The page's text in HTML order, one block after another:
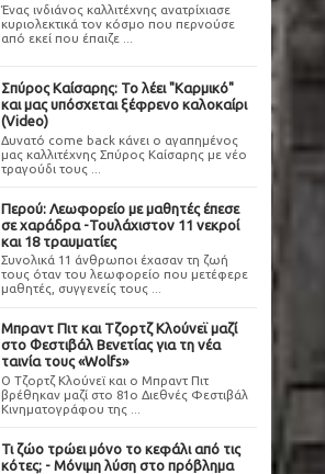
Ένας ινδιάνος καλλιτέχνης ανατρίχιασε
κυριολεκτικά τον κόσμο που περνούσε
από εκεί που έπαιζε ...
Σπύρος Καίσαρης: Το λέει "Καρμικό"
και μας υπόσχεται ξέφρενο καλοκαίρι
(Video)
Δυνατό come back κάνει ο αγαπημένος
μας καλλιτέχνης Σπύρος Καίσαρης με νέο
τραγούδι τους ...
Περού: Λεωφορείο με μαθητές έπεσε
σε χαράδρα -Τουλάχιστον 11 νεκροί
και 18 τραυματίες
Συνολικά 11 άνθρωποι έχασαν τη ζωή
τους όταν του λεωφορείο που μετέφερε
μαθητές, συγγενείς τους ...
Μπραντ Πιτ και Τζορτζ Κλούνεϊ μαζί
στο Φεστιβάλ Βενετίας για τη νέα
ταινία τους «Wolfs»
Ο Τζορτζ Κλούνεϊ και ο Μπραντ Πιτ
βρέθηκαν μαζί στο 81ο Διεθνές Φεστιβάλ
Κινηματογράφου της ...
Τι ζώο τρώει μόνο το κεφάλι από τις
κότες; - Μόνιμη λύση στο πρόβλημα